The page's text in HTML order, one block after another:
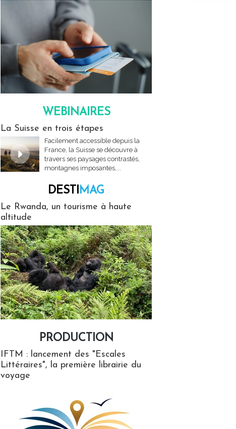
WEBINAIRES
La Suisse en trois étapes
Facilement accessible depuis la
France, la Suisse se découvre à
travers ses paysages contrastés,
montagnes imposantes,...
DESTIMAG
Le Rwanda, un tourisme à haute
altitude
PRODUCTION
IFTM : lancement des "Escales
Littéraires", la première librairie du
voyage